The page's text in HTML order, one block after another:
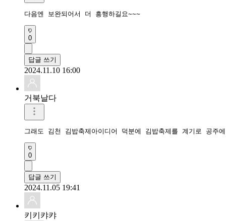
다음엔 보완되어서 더 흥행하길요~~~
0
답글 쓰기
2024.11.10 16:00
거북날다
그래도 김천 김밥축제아이디어 덕분에 김밥축제를 계기로 공
0
답글 쓰기
2024.11.05 19:41
키키캬캬